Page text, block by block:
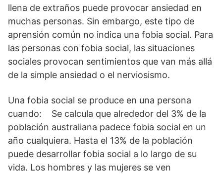
llena de extraños puede provocar ansiedad en
muchas personas. Sin embargo, este tipo de
aprensión común no indica una fobia social. Para
las personas con fobia social, las situaciones
sociales provocan sentimientos que van más allá
de la simple ansiedad o el nerviosismo.
Una fobia social se produce en una persona
cuando: Se calcula que alrededor del 3% de la
población australiana padece fobia social en un
año cualquiera. Hasta el 13% de la población
puede desarrollar fobia social a lo largo de su
vida. Los hombres y las mujeres se ven